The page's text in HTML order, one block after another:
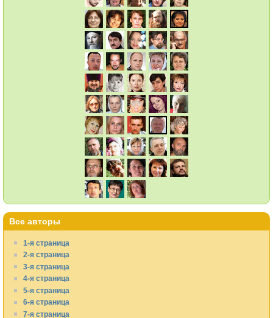
Все авторы
1-я страница
2-я страница
3-я страница
4-я страница
5-я страница
6-я страница
7-я страница